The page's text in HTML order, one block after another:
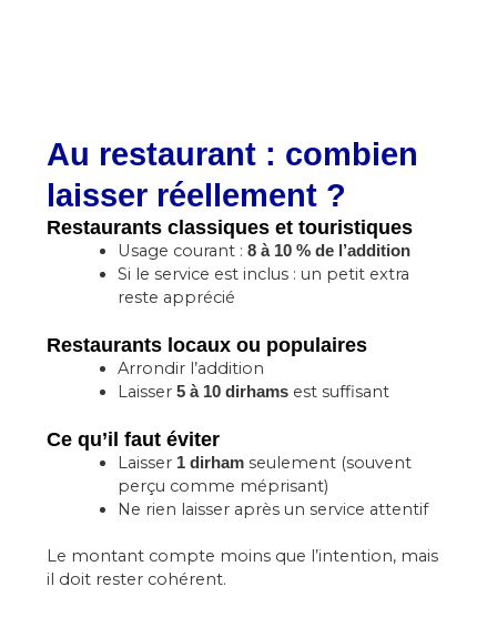
Au restaurant : combien
laisser réellement ?
Restaurants classiques et touristiques
Usage courant :8 à 10 % de l’addition
Si le service est inclus : un petit extra
reste apprécié
Restaurants locaux ou populaires
Arrondir l’addition
Laisser5 à 10 dirhams est suffisant
Ce qu’il faut éviter
Laisser 1 dirham seulement (souvent
perçu comme méprisant)
Ne rien laisser après un service attentif
Le montant compte moins que l’intention, mais
il doit rester cohérent.